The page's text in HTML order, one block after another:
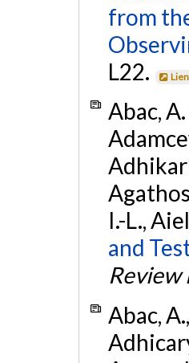
from
L22.
Abac,
I.-L.,
and
Review
Abac,